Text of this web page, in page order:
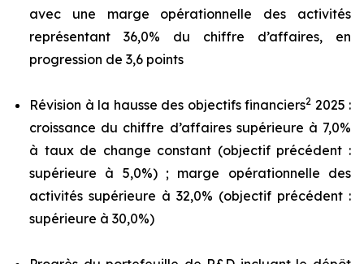
avec une marge opérationnelle des activités
représentant 36,0% du chiffre d’affaires, en
progression de 3,6 points
Révision à la hausse des objectifs financiers2 2025 :
croissance du chiffre d’affaires supérieure à 7,0%
à taux de change constant (objectif précédent :
supérieure à 5,0%) ; marge opérationnelle des
activités supérieure à 32,0% (objectif précédent :
supérieure à 30,0%)